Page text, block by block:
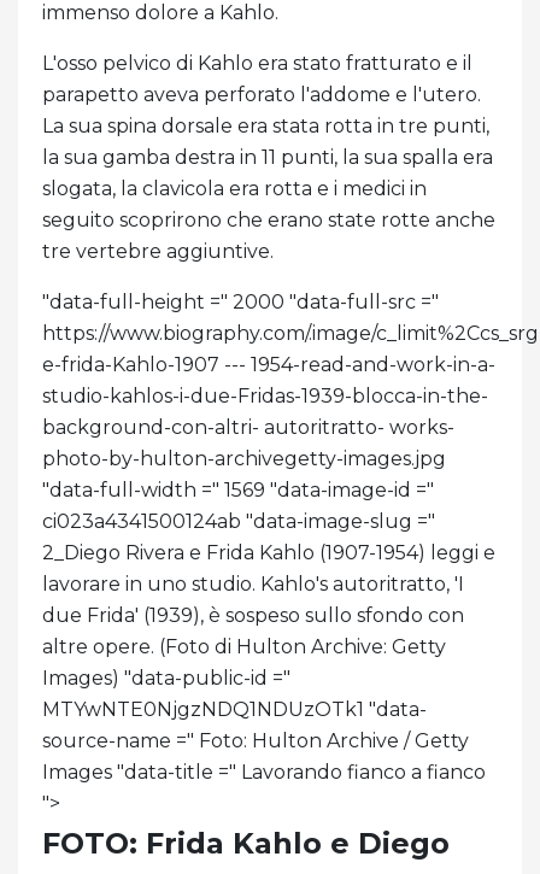
immenso dolore a Kahlo.
L'osso pelvico di Kahlo era stato fratturato e il
parapetto aveva perforato l'addome e l'utero.
La sua spina dorsale era stata rotta in tre punti,
la sua gamba destra in 11 punti, la sua spalla era
slogata, la clavicola era rotta e i medici in
seguito scoprirono che erano state rotte anche
tre vertebre aggiuntive.
"data-full-height =" 2000 "data-full-src ="
https://www.biography.com/.image/
e-frida-Kahlo-1907 --- 1954-read-and-work-in-a-
studio-kahlos-i-due-Fridas-1939-blocca-in-the-
background-con-altri- autoritratto- works-
photo-by-hulton-archivegetty-images.jpg
"data-full-width =" 1569 "data-image-id ="
ci023a4341500124ab "data-image-slug ="
2_Diego Rivera e Frida Kahlo (1907-1954) leggi e
lavorare in uno studio. Kahlo's autoritratto, 'I
due Frida' (1939), è sospeso sullo sfondo con
altre opere. (Foto di Hulton Archive: Getty
Images) "data-public-id ="
MTYwNTE0NjgzNDQ1NDUzOTk1 "data-
source-name =" Foto: Hulton Archive / Getty
Images "data-title =" Lavorando fianco a fianco
">
FOTO: Frida Kahlo e Diego